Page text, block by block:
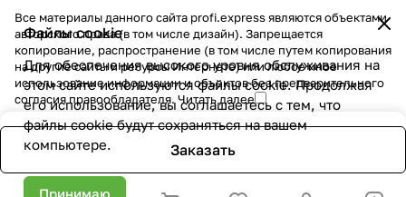
Заказать
Файлы cookie
Для обеспечения высокого уровня обслуживания на
этом сайте используются файлы cookie. Продолжая
его использование, вы соглашаетесь с тем, что
файлы cookie будут сохраняться на вашем
компьютере.
Принимаю
Все материалы данного сайта profi.express являются объектами
авторского права (в том числе дизайн). Запрещается
копирование, распространение (в том числе путем копирования
на другие сайты и ресурсы Интернете) или любое иное
использование информации и объектов без предварительного
согласия правообладателя. Читать далее